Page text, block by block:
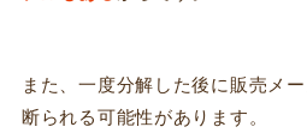
また、一度分解した後に販売メ
断られる可能性があります。